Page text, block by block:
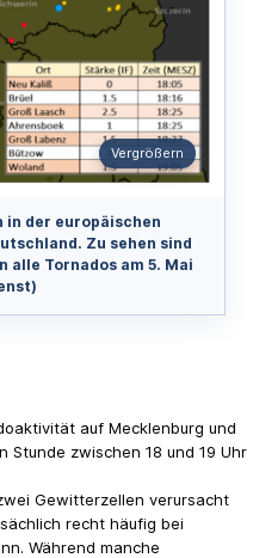
Vergrößern
in der europäischen
Zu sehen sind
alle Tornados am 5. Mai
auf Mecklenburg und
zwischen 18 und 19 Uhr
Gewitterzellen verursacht
recht häufig bei
Während manche